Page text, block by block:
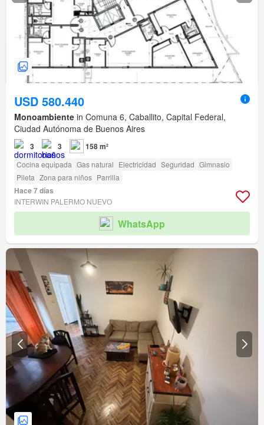
USD 580.440
Monoambiente in Comuna 6, Caballito, Capital Federal,
Ciudad Autónoma de Buenos Aires
3 3 158 m²
Cocina equipada Gas natural Electricidad Seguridad Gimnasio
Pileta Zona para niños Parrilla
Hace 7 días
INTERWIN PALERMO NUEVO
WhatsApp